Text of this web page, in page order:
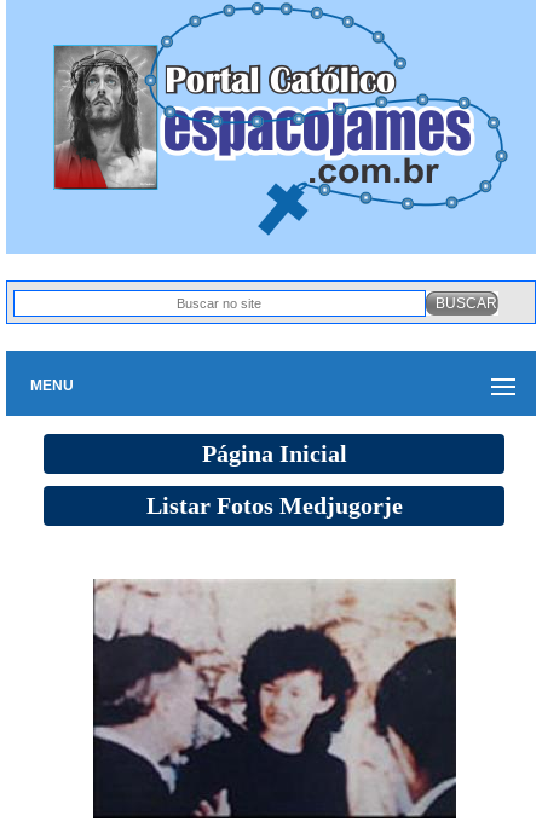
MENU
Página Inicial
Listar Fotos Medjugorje